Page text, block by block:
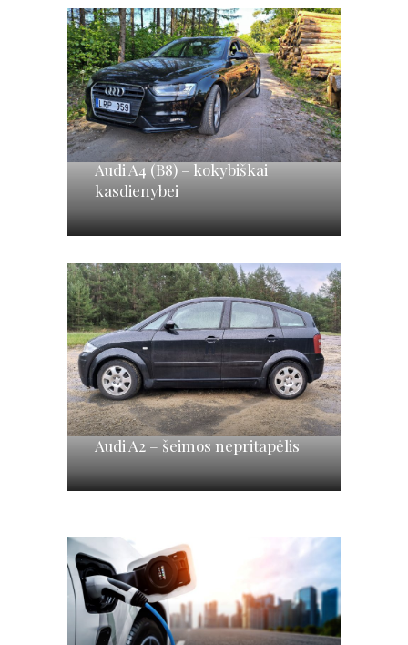
Audi A4 (B8) – kokybiškai
kasdienybei
Audi A2 – šeimos nepritapėlis